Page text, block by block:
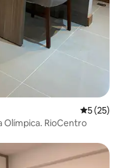
5 (25)
RioCentro